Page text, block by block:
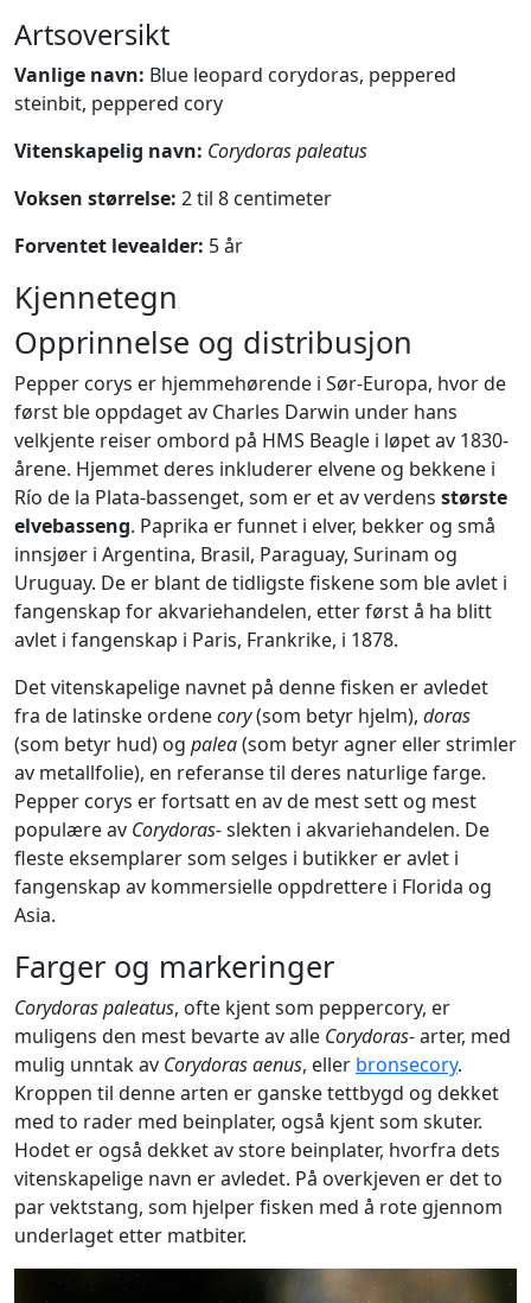
Artsoversikt
Vanlige navn: Blue leopard corydoras, peppered
steinbit, peppered cory
Vitenskapelig navn: Corydoras paleatus
Voksen størrelse: 2 til 8 centimeter
Forventet levealder: 5 år
Kjennetegn
Opprinnelse og distribusjon
Pepper corys er hjemmehørende i Sør-Europa, hvor de
først ble oppdaget av Charles Darwin under hans
velkjente reiser ombord på HMS Beagle i løpet av 1830-
årene. Hjemmet deres inkluderer elvene og bekkene i
Río de la Plata-bassenget, som er et av verdens største
elvebasseng. Paprika er funnet i elver, bekker og små
innsjøer i Argentina, Brasil, Paraguay, Surinam og
Uruguay. De er blant de tidligste fiskene som ble avlet i
fangenskap for akvariehandelen, etter først å ha blitt
avlet i fangenskap i Paris, Frankrike, i 1878.
Det vitenskapelige navnet på denne fisken er avledet
fra de latinske ordenecory(som betyr hjelm), doras
(som betyr hud) og palea(som betyr agner eller strimler
av metallfolie), en referanse til deres naturlige farge.
Pepper corys er fortsatt en av de mest sett og mest
populære av Corydoras-slekten i akvariehandelen. De
fleste eksemplarer som selges i butikker er avlet i
fangenskap av kommersielle oppdrettere i Florida og
Asia.
Farger og markeringer
Corydoras paleatus, ofte kjent som peppercory, er
muligens den mest bevarte av alle Corydoras-arter, med
mulig unntak av Corydoras aenus, eller bronsecory.
Kroppen til denne arten er ganske tettbygd og dekket
med to rader med beinplater, også kjent som skuter.
Hodet er også dekket av store beinplater, hvorfra dets
vitenskapelige navn er avledet. På overkjeven er det to
par vektstang, som hjelper fisken med å rote gjennom
underlaget etter matbiter.